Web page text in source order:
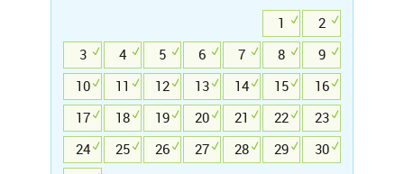
1
2
3
4 5 6 7 8
9
10
11 12 13 14 15
16
17
18 19 20 21 22
23
24
25 26 27 28 29
30